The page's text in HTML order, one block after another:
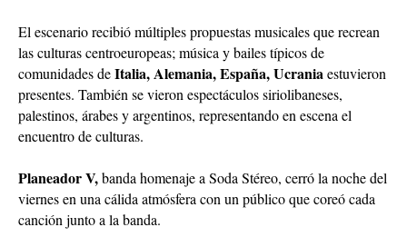
El escenario recibió múltiples propuestas musicales que recrean
las culturas centroeuropeas; música y bailes típicos de
comunidades deItalia, Alemania, España, Ucraniaestuvieron
presentes. También se vieron espectáculos siriolibaneses,
palestinos, árabes y argentinos, representando en escena el
encuentro de culturas.
Planeador V,banda homenaje a Soda Stéreo, cerró la noche del
viernes en una cálida atmósfera con un público que coreó cada
canción junto a la banda.